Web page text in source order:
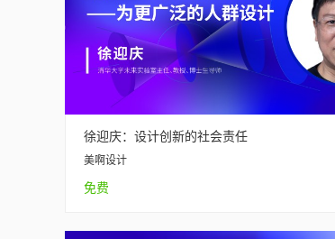
徐迎庆：设计创新的社会责任
美啊设计
免费